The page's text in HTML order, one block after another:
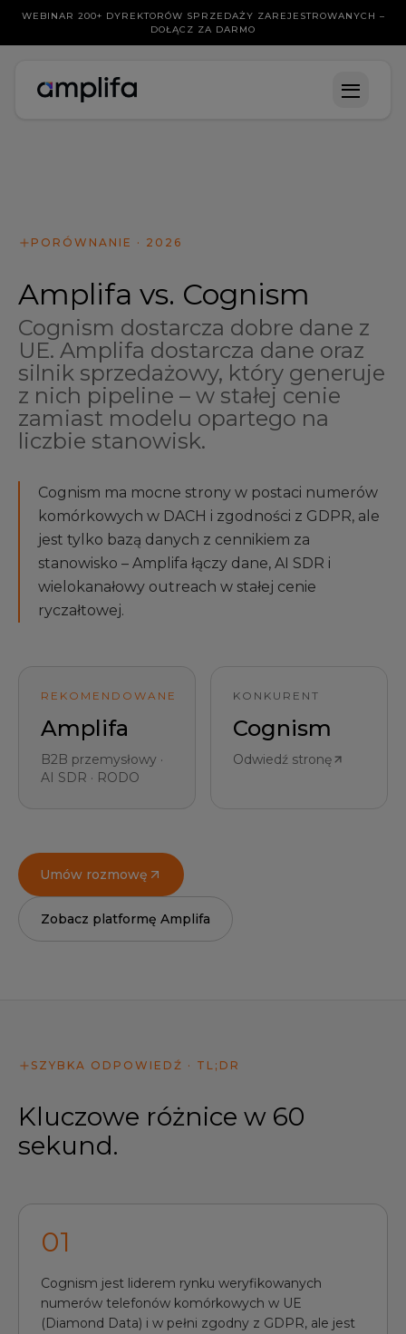
WEBINAR 200+ DYREKTORÓW SPRZEDAŻY ZAREJESTROWANYCH –
DOŁĄCZ ZA DARMO
PORÓWNANIE · 2026
Amplifa vs. Cognism
Cognism dostarcza dobre dane z
UE. Amplifa dostarcza dane oraz
silnik sprzedażowy, który generuje
z nich pipeline – w stałej cenie
zamiast modelu opartego na
liczbie stanowisk.
Cognism ma mocne strony w postaci numerów
komórkowych w DACH i zgodności z GDPR, ale
jest tylko bazą danych z cennikiem za
stanowisko – Amplifa łączy dane, AI SDR i
wielokanałowy outreach w stałej cenie
ryczałtowej.
REKOMENDOWANE
Amplifa
B2B przemysłowy ·
AI SDR · RODO
KONKURENT
Cognism
Odwiedź stronę
Umów rozmowę
Zobacz platformę Amplifa
SZYBKA ODPOWIEDŹ · TL;DR
Kluczowe różnice w 60
sekund.
01
Cognism jest liderem rynku weryfikowanych
numerów telefonów komórkowych w UE
(Diamond Data) i w pełni zgodny z GDPR, ale jest